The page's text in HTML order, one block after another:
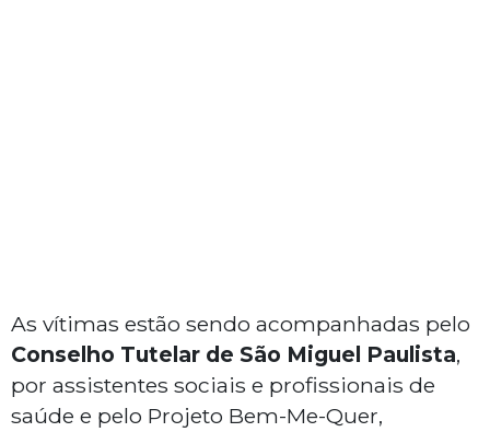
As vítimas estão sendo acompanhadas pelo
Conselho Tutelar de São Miguel Paulista,
por assistentes sociais e profissionais de
saúde e pelo Projeto Bem-Me-Quer,